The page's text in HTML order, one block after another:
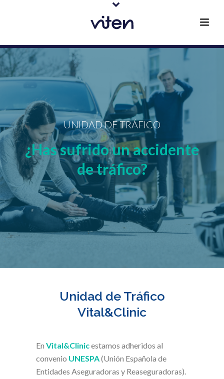
UNIDAD DE TRÁFICO
¿Has sufrido un accidente
de tráfico?
Unidad de Tráfico
Vital&Clinic
En Vital&Clinicestamos adheridos al
convenio UNESPA(Unión Española de
Entidades Aseguradoras y Reaseguradoras).